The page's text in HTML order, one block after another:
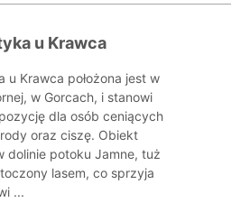
u Krawca
u Krawca położona jest w
w Gorcach, i stanowi
dla osób ceniących
oraz ciszę. Obiekt
dolinie potoku Jamne, tuż
lasem, co sprzyja
...